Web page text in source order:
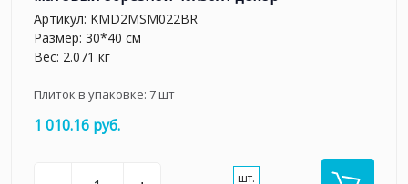
Артикул: KMD2MSM022BR
Размер: 30*40 см
Вес: 2.071 кг
Плиток в упаковке: 7шт
1 010.16 руб.
шт.